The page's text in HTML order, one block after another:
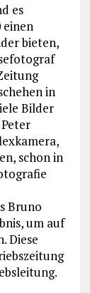
es
einen
bieten,
in
Bilder
schon in
Bruno
um auf
Diese